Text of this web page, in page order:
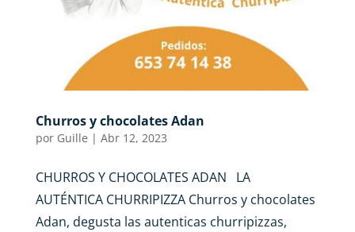
Churros y chocolates Adan
por Guille | Abr 12, 2023
CHURROS Y CHOCOLATES ADAN LA
AUTÉNTICA CHURRIPIZZA Churros y chocolates
Adan, degusta las autenticas churripizzas,